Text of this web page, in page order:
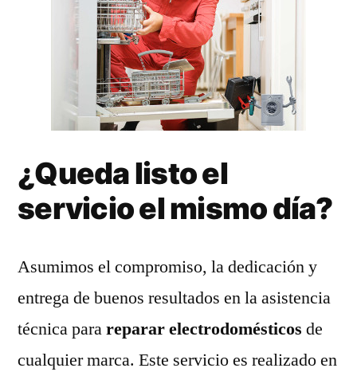
¿Queda listo el
servicio el mismo día?
Asumimos el compromiso, la dedicación y
entrega de buenos resultados en la asistencia
técnica parareparar electrodomésticos de
cualquier marca. Este servicio es realizado en